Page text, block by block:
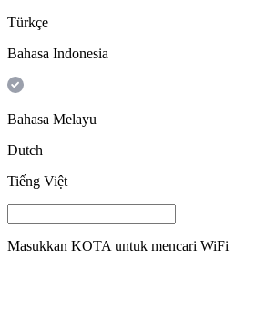
Türkçe
Bahasa Indonesia
Bahasa Melayu
Dutch
Tiếng Việt
Masukkan KOTA untuk mencari WiFi